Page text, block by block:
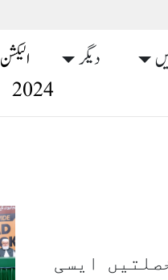
دیگر
الیکشن
2024
ایسی